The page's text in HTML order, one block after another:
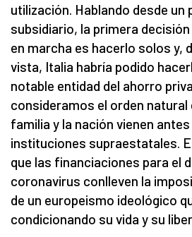
utilización. Hablando desde un
subsidiario, la primera
en marcha es hacerlo solos y,
vista, Italia habría podido
notable entidad del ahorro
consideramos el orden natural
familia y la nación vienen
instituciones supraestatales.
que las financiaciones para el
coronavirus conlleven la
de un europeismo ideológico
condicionando su vida y su